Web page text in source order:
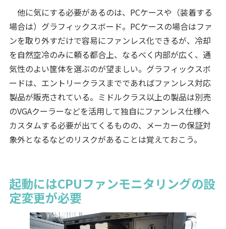
他に気にする必要があるのは、PCケースや（装着する
場合は）グラフィックスボード。PCケースの場合はファ
ンを取り外すだけで容易にファンレス化できるが、冷却
を自然空冷のみに頼る都合上、なるべく内部が広く、通
気性のよい筐体を選ぶのが望ましい。グラフィックスボ
ードは、エントリークラスまでであればファンレス対応
製品が販売されている。ミドルクラス以上の製品は別売
のVGAクーラーなどを活用して独自にファンレス仕様へ
カスタムする必要が出てくるものの、メーカーの保証対
象外となるなどのリスクがあることは覚えておこう。
起動にはCPUファンモニタリングの設
定変更が必要